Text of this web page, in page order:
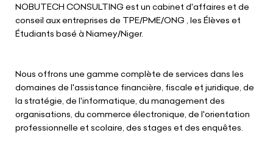
NOBUTECH CONSULTING est un cabinet d'affaires et de
conseil aux entreprises de TPE/PME/ONG , les Élèves et
Étudiants basé à Niamey/Niger.
Nous offrons une gamme complète de services dans les
domaines de l'assistance financière, fiscale et juridique, de
la stratégie, de l'informatique, du management des
organisations, du commerce électronique, de l'orientation
professionnelle et scolaire, des stages et des enquêtes.